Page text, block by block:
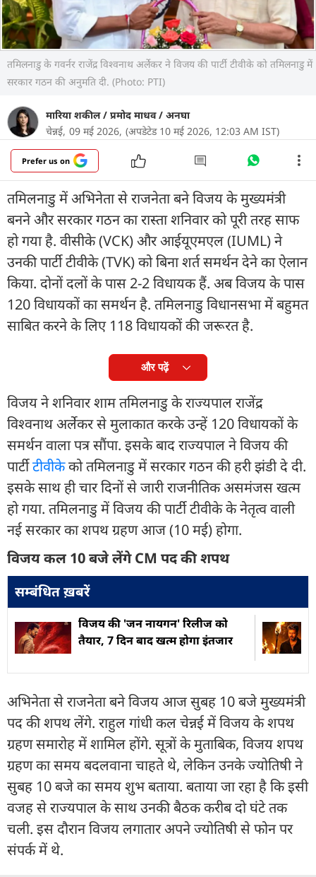
तमिलनाडु के गवर्नर राजेंद्र विश्वनाथ अर्लेकर ने विजय की पार्टी टीवीके को तमिलनाडु में
सरकार गठन की अनुमति दी. (Photo: PTI)
मारिया शकील/ प्रमोद माधव/ अनघा
चेन्नई, 09 मई 2026, (अपडेटेड 10 मई 2026, 12:03 AM IST)
Prefer us on
तमिलनाडु में अभिनेता से राजनेता बने विजय के मुख्यमंत्री
बनने और सरकार गठन का रास्ता शनिवार को पूरी तरह साफ
हो गया है. वीसीके (VCK) और आईयूएमएल (IUML) ने
उनकी पार्टी टीवीके (TVK) को बिना शर्त समर्थन देने का ऐलान
किया. दोनों दलों के पास 2-2 विधायक हैं. अब विजय के पास
120 विधायकों का समर्थन है. तमिलनाडु विधानसभा में बहुमत
साबित करने के लिए 118 विधायकों की जरूरत है.
और पढ़ें
विजय ने शनिवार शाम तमिलनाडु के राज्यपाल राजेंद्र
विश्वनाथ अर्लेकर से मुलाकात करके उन्हें 120 विधायकों के
समर्थन वाला पत्र सौंपा. इसके बाद राज्यपाल ने विजय की
पार्टीटीवीकेको तमिलनाडु में सरकार गठन की हरी झंडी दे दी.
इसके साथ ही चार दिनों से जारी राजनीतिक असमंजस खत्म
हो गया. तमिलनाडु में विजय की पार्टी टीवीके के नेतृत्व वाली
नई सरकार का शपथ ग्रहण आज (10 मई) होगा.
विजय कल 10 बजे लेंगे CM पद की शपथ
सम्बंधित ख़बरें
विजय की 'जन नायगन' रिलीज को
तैयार, 7 दिन बाद खत्म होगा इंतजार
अभिनेता से राजनेता बने विजय आज सुबह 10 बजे मुख्यमंत्री
पद की शपथ लेंगे. राहुल गांधी कल चेन्नई में विजय के शपथ
ग्रहण समारोह में शामिल होंगे. सूत्रों के मुताबिक, विजय शपथ
ग्रहण का समय बदलवाना चाहते थे, लेकिन उनके ज्योतिषी ने
सुबह 10 बजे का समय शुभ बताया. बताया जा रहा है कि इसी
वजह से राज्यपाल के साथ उनकी बैठक करीब दो घंटे तक
चली. इस दौरान विजय लगातार अपने ज्योतिषी से फोन पर
संपर्क में थे.